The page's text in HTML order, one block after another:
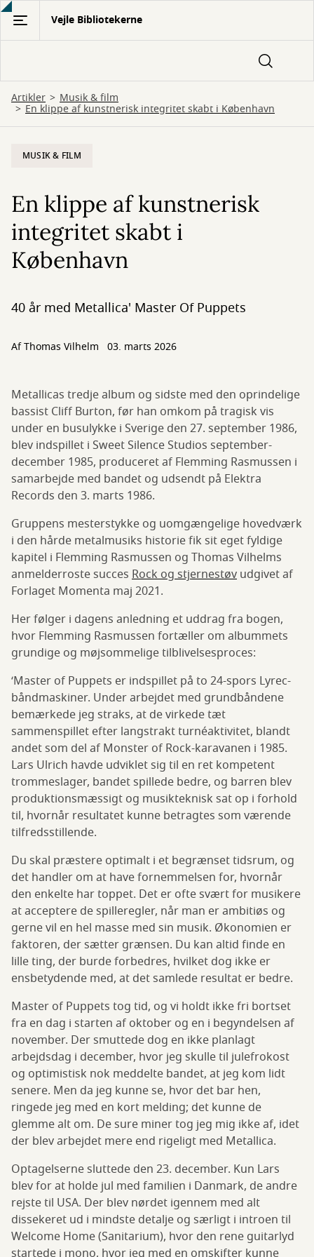
Gå
hovedindhold
Vejle Bibliotekerne
Artikler Musik & film
En klippe af kunstnerisk integritet skabt i København
MUSIK & FILM
En klippe af kunstnerisk
integritet skabt i
København
40 år med Metallica' Master Of Puppets
Af Thomas Vilhelm 03. marts 2026
Metallicas tredje album og sidste med den oprindelige
bassist Cliff Burton, før han omkom på tragisk vis
under en busulykke i Sverige den 27. september 1986,
blev indspillet i Sweet Silence Studios september-
december 1985, produceret af Flemming Rasmussen i
samarbejde med bandet og udsendt på Elektra
Records den 3. marts 1986.
Gruppens mesterstykke og uomgængelige hovedværk
i den hårde metalmusiks historie fik sit eget fyldige
kapitel i Flemming Rasmussen og Thomas Vilhelms
anmelderroste succes Rock og stjernestøv udgivet af
Forlaget Momenta maj 2021.
Her følger i dagens anledning et uddrag fra bogen,
hvor Flemming Rasmussen fortæller om albummets
grundige og møjsommelige tilblivelsesproces:
‘Master of Puppets er indspillet på to 24-spors Lyrec-
båndmaskiner. Under arbejdet med grundbåndene
bemærkede jeg straks, at de virkede tæt
sammenspillet efter langstrakt turnéaktivitet, blandt
andet som del af Monster of Rock-karavanen i 1985.
Lars Ulrich havde udviklet sig til en ret kompetent
trommeslager, bandet spillede bedre, og barren blev
produktionsmæssigt og musikteknisk sat op i forhold
til, hvornår resultatet kunne betragtes som værende
tilfredsstillende.
Du skal præstere optimalt i et begrænset tidsrum, og
det handler om at have fornemmelsen for, hvornår
den enkelte har toppet. Det er ofte svært for musikere
at acceptere de spilleregler, når man er ambitiøs og
gerne vil en hel masse med sin musik. Økonomien er
faktoren, der sætter grænsen. Du kan altid finde en
lille ting, der burde forbedres, hvilket dog ikke er
ensbetydende med, at det samlede resultat er bedre.
Master of Puppets tog tid, og vi holdt ikke fri bortset
fra en dag i starten af oktober og en i begyndelsen af
november. Der smuttede dog en ikke planlagt
arbejdsdag i december, hvor jeg skulle til julefrokost
og optimistisk nok meddelte bandet, at jeg kom lidt
senere. Men da jeg kunne se, hvor det bar hen,
ringede jeg med en kort melding; det kunne de
glemme alt om. De sure miner tog jeg mig ikke af, idet
der blev arbejdet mere end rigeligt med Metallica.
Optagelserne sluttede den 23. december. Kun Lars
blev for at holde jul med familien i Danmark, de andre
rejste til USA. Der blev nørdet igennem med alt
dissekeret ud i mindste detalje og særligt i introen til
Welcome Home (Sanitarium), hvor den rene guitarlyd
startede i mono, hvor jeg med en omskifter kunne